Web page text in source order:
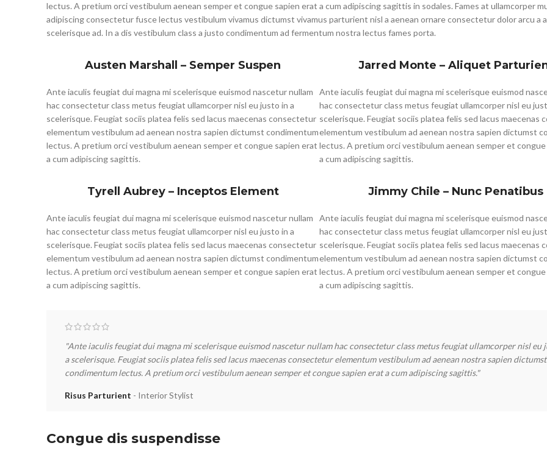
lectus. A pretium orci vestibulum aenean semper et congue sapien erat a cum adipiscing sagittis in sodales. Fames at ullamcorper
adipiscing consectetur fusce lectus vestibulum vivamus dictumst vivamus parturient nisl a aenean ornare consectetur dolor arcu a a
scelerisque ad. In a dis vestibulum class a justo condimentum ad fermentum nostra lectus fames porta.
Austen Marshall – Semper Suspen
Ante iaculis feugiat dui magna mi scelerisque euismod nascetur nullam
hac consectetur class metus feugiat ullamcorper nisl eu justo in a
scelerisque. Feugiat sociis platea felis sed lacus maecenas consectetur
elementum vestibulum ad aenean nostra sapien dictumst condimentum
lectus. A pretium orci vestibulum aenean semper et congue sapien erat
a cum adipiscing sagittis.
Jarred Monte – Aliquet
Ante iaculis feugiat dui magna mi scelerisque euismod
hac consectetur class metus feugiat ullamcorper nisl eu
scelerisque. Feugiat sociis platea felis sed lacus maecenas
elementum vestibulum ad aenean nostra sapien dictumst
lectus. A pretium orci vestibulum aenean semper et
a cum adipiscing sagittis.
Tyrell Aubrey – Inceptos Element
Ante iaculis feugiat dui magna mi scelerisque euismod nascetur nullam
hac consectetur class metus feugiat ullamcorper nisl eu justo in a
scelerisque. Feugiat sociis platea felis sed lacus maecenas consectetur
elementum vestibulum ad aenean nostra sapien dictumst condimentum
lectus. A pretium orci vestibulum aenean semper et congue sapien erat
a cum adipiscing sagittis.
Jimmy Chile – Nunc Penatibus
Ante iaculis feugiat dui magna mi scelerisque euismod
hac consectetur class metus feugiat ullamcorper nisl eu
scelerisque. Feugiat sociis platea felis sed lacus maecenas
elementum vestibulum ad aenean nostra sapien dictumst
lectus. A pretium orci vestibulum aenean semper et
a cum adipiscing sagittis.
"Ante iaculis feugiat dui magna mi scelerisque euismod nascetur nullam hac consectetur class metus feugiat ullamcorper nisl eu
a scelerisque. Feugiat sociis platea felis sed lacus maecenas consectetur elementum vestibulum ad aenean nostra sapien dictumst
condimentum lectus. A pretium orci vestibulum aenean semper et congue sapien erat a cum adipiscing sagittis."
Risus Parturient Interior Stylist
Congue dis suspendisse